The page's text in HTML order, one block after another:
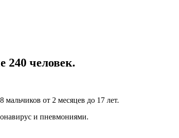
240 человек.
мальчиков от 2 месяцев до 17 лет.
и пневмониями.